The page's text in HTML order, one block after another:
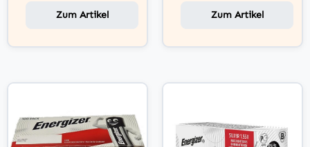
Zum Artikel Zum Artikel